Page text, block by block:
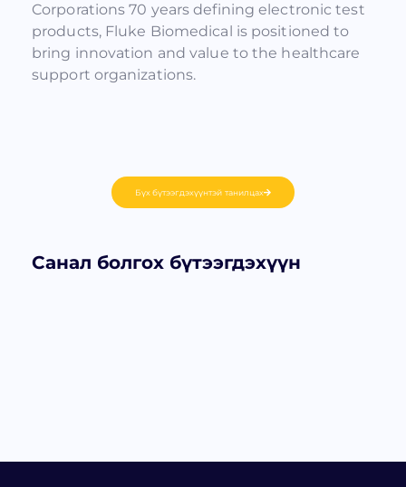
Corporations 70 years defining electronic test
products, Fluke Biomedical is positioned to
bring innovation and value to the healthcare
support organizations.
Бүх бүтээгдэхүүнтэй танилцах
Санал болгох бүтээгдэхүүн